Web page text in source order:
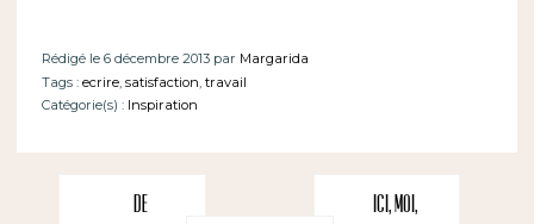
Rédigé le 6 décembre 2013 par Margarida
Tags : ecrire, satisfaction travail
Catégorie(s) : Inspiration
De
Ici, Moi,